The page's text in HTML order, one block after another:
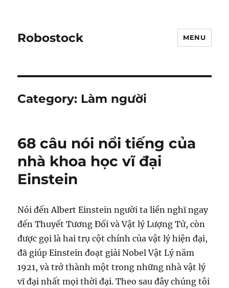
Robostock MENU
Category: Làm người
68 câu nói nổi tiếng của
nhà khoa học vĩ đại
Einstein
Nói đến Albert Einstein người ta liền nghĩ ngay
đến Thuyết Tương Đối và Vật lý Lượng Tử, còn
được gọi là hai trụ cột chính của vật lý hiện đại,
đã giúp Einstein đoạt giải Nobel Vật Lý năm
1921, và trở thành một trong những nhà vật lý
vĩ đại nhất mọi thời đại. Theo sau đây chúng tôi